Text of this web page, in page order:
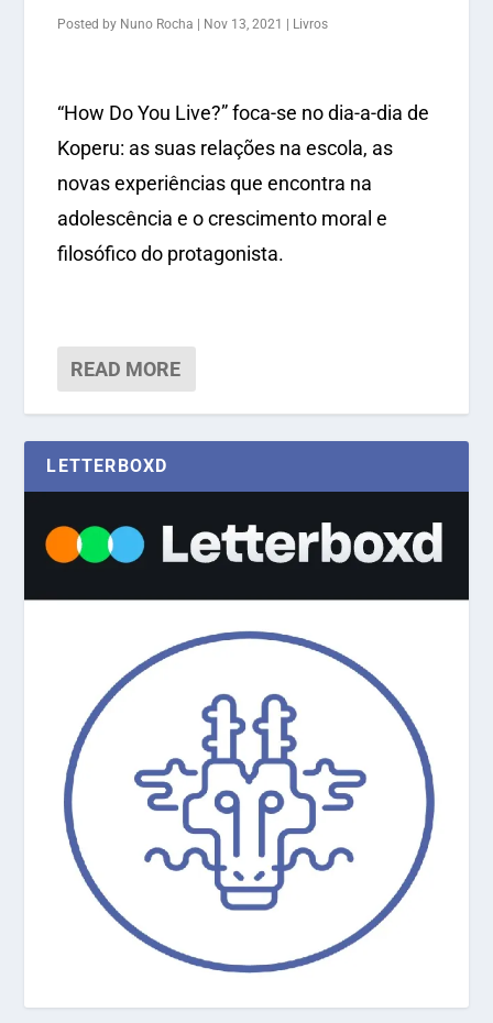
Posted by Nuno Rocha | Nov 13, 2021 | Livros
“How Do You Live?” foca-se no dia-a-dia de
Koperu: as suas relações na escola, as
novas experiências que encontra na
adolescência e o crescimento moral e
filosófico do protagonista.
READ MORE
LETTERBOXD